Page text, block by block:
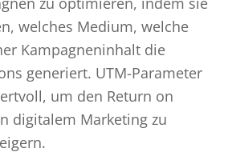
welches Medium, welche
Kampagneninhalt die
generiert. UTM-Parameter
um den Return on
digitalem Marketing zu